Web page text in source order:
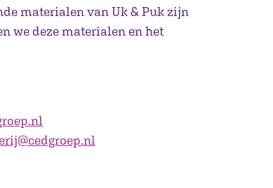
materialen van Uk & Puk zijn
we deze materialen en het